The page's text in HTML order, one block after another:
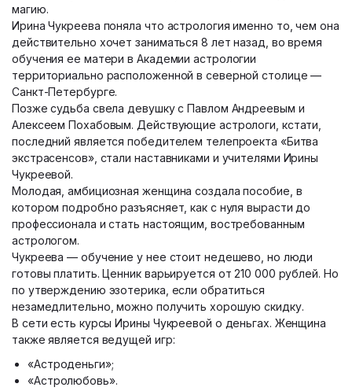
магию.
Ирина Чукреева поняла что астрология именно то, чем она
действительно хочет заниматься 8 лет назад, во время
обучения ее матери в Академии астрологии
территориально расположенной в северной столице —
Санкт-Петербурге.
Позже судьба свела девушку с Павлом Андреевым и
Алексеем Похабовым. Действующие астрологи, кстати,
последний является победителем телепроекта «Битва
экстрасенсов», стали наставниками и учителями Ирины
Чукреевой.
Молодая, амбициозная женщина создала пособие, в
котором подробно разъясняет, как с нуля вырасти до
профессионала и стать настоящим, востребованным
астрологом.
Чукреева — обучение у нее стоит недешево, но люди
готовы платить. Ценник варьируется от 210 000 рублей. Но
по утверждению эзотерика, если обратиться
незамедлительно, можно получить хорошую скидку.
В сети есть курсы Ирины Чукреевой о деньгах. Женщина
также является ведущей игр:
«Астроденьги»;
«Астролюбовь».